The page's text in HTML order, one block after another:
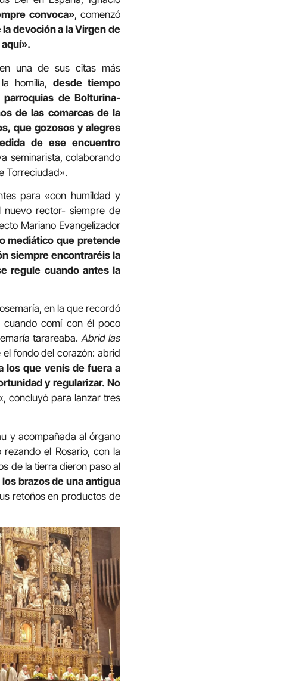
convoca», comenzó
devoción a la Virgen de
una de sus citas más
homilía, desde tiempo
de Bolturina-
de las comarcas de la
que gozosos y alegres
de ese encuentro
seminarista, colaborando
Torreciudad».
para «con humildad y
nuevo rector- siempre de
Mariano Evangelizador
mediático que pretende
siempre encontraréis la
regule cuando antes la
en la que recordó
cuando comí con él poco
tarareaba.Abrid las
fondo del corazón: abrid
los que venís de fuera a
y regularizar. No
concluyó para lanzar tres
y acompañada al órgano
el Rosario, con la
de la tierra dieron paso al
brazos de una antigua
retoños en productos de